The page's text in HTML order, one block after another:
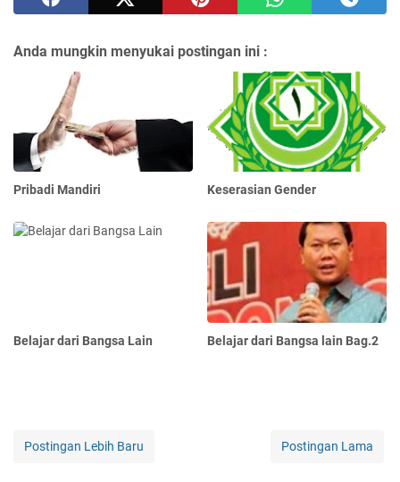
Anda mungkin menyukai postingan ini :
Pribadi Mandiri Keserasian Gender
Belajar dari Bangsa Lain Belajar dari Bangsa lain Bag.2
Postingan Lebih Baru Postingan Lama